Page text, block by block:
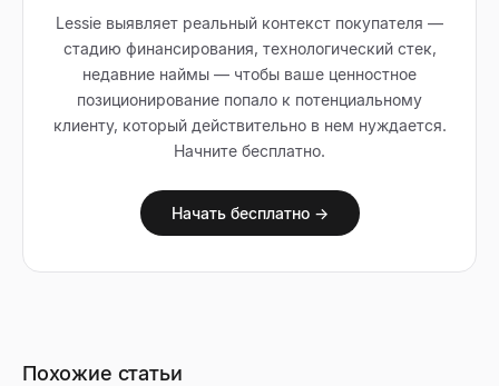
Lessie выявляет реальный контекст покупателя —
стадию финансирования, технологический стек,
недавние наймы — чтобы ваше ценностное
позиционирование попало к потенциальному
клиенту, который действительно в нем нуждается.
Начните бесплатно.
Начать бесплатно →
Похожие статьи